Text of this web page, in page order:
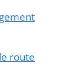
route